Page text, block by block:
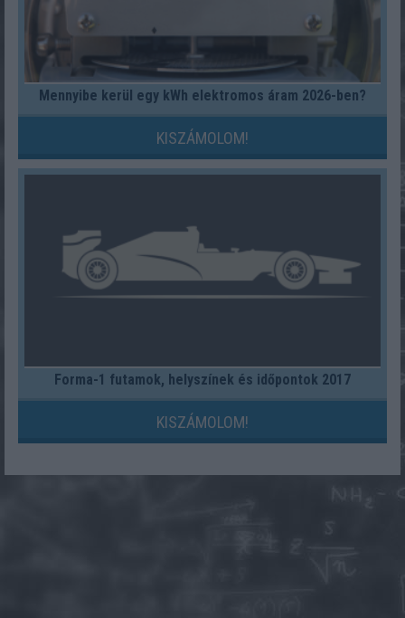
Mennyibe kerül egy kWh elektromos áram 2026-ben?
KISZÁMOLOM!
Forma-1 futamok, helyszínek és időpontok 2017
KISZÁMOLOM!